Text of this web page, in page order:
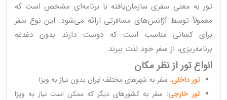
تور به معنی سفری سازمان‌یافته با برنامه‌ای مشخص است که
معمولاً توسط آژانس‌های مسافرتی ارائه می‌شود. این نوع سفر
برای کسانی مناسب است که دوست دارند بدون دغدغه
برنامه‌ریزی، از سفر خود لذت ببرند.
انواع تور از نظر مکان
تور داخلی: سفر به شهرهای مختلف ایران بدون نیاز به ویزا
تور خارجی: سفر به کشورهای دیگر که ممکن است نیاز به ویزا